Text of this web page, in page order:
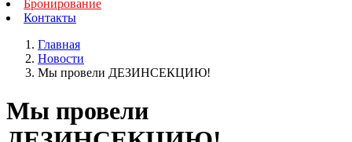
Бронирование
Контакты
Главная
Новости
Мы провели ДЕЗИНСЕКЦИЮ!
Мы провели